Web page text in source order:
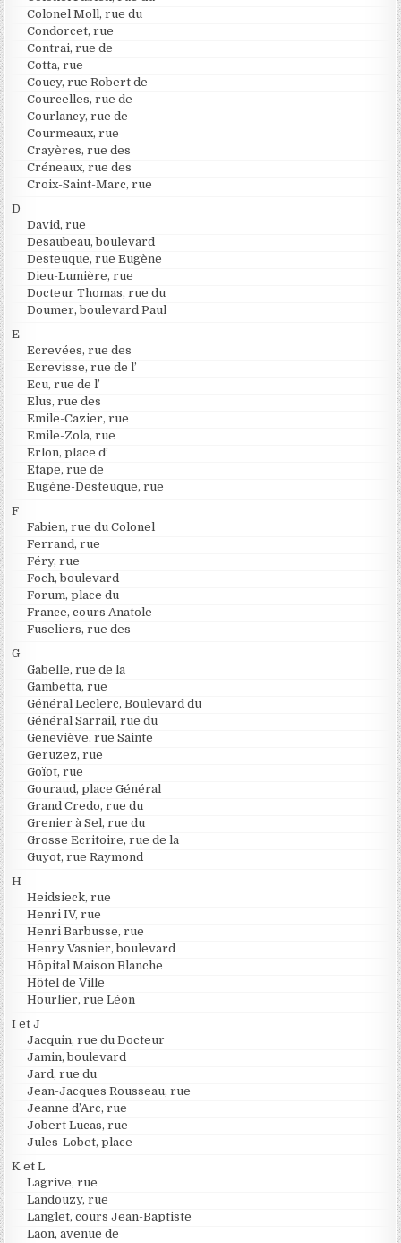
Colonel Moll, rue du
Condorcet, rue
Contrai, rue de
Cotta, rue
Coucy, rue Robert de
Courcelles, rue de
Courlancy, rue de
Courmeaux, rue
Crayères, rue des
Créneaux, rue des
Croix-Saint-Marc, rue
D
David, rue
Desaubeau, boulevard
Desteuque, rue Eugène
Dieu-Lumière, rue
Docteur Thomas, rue du
Doumer, boulevard Paul
E
Ecrevées, rue des
Ecrevisse, rue de l’
Ecu, rue de l’
Elus, rue des
Emile-Cazier, rue
Emile-Zola, rue
Erlon, place d’
Etape, rue de
Eugène-Desteuque, rue
F
Fabien, rue du Colonel
Ferrand, rue
Féry, rue
Foch, boulevard
Forum, place du
France, cours Anatole
Fuseliers, rue des
G
Gabelle, rue de la
Gambetta, rue
Général Leclerc, Boulevard du
Général Sarrail, rue du
Geneviève, rue Sainte
Geruzez, rue
Goïot, rue
Gouraud, place Général
Grand Credo, rue du
Grenier à Sel, rue du
Grosse Ecritoire, rue de la
Guyot, rue Raymond
H
Heidsieck, rue
Henri IV, rue
Henri Barbusse, rue
Henry Vasnier, boulevard
Hôpital Maison Blanche
Hôtel de Ville
Hourlier, rue Léon
I et J
Jacquin, rue du Docteur
Jamin, boulevard
Jard, rue du
Jean-Jacques Rousseau, rue
Jeanne d’Arc, rue
Jobert Lucas, rue
Jules-Lobet, place
K et L
Lagrive, rue
Landouzy, rue
Langlet, cours Jean-Baptiste
Laon, avenue de